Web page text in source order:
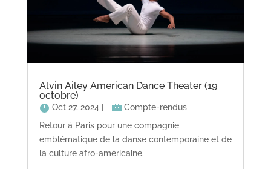
Alvin Ailey American Dance Theater (19
octobre)
Oct 27, 2024|
Compte-rendus
Retour à Paris pour une compagnie
emblématique de la danse contemporaine et de
la culture afro-américaine.